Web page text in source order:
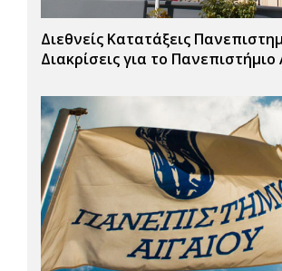
Διεθνείς Κατατάξεις
Διακρίσεις για το Πανεπιστήμιο